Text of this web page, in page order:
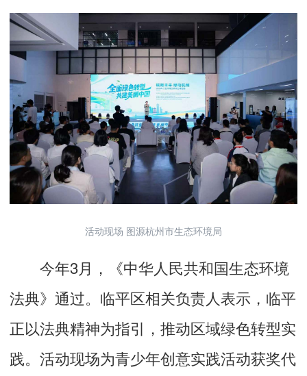
活动现场 图源杭州市生态环境局
今年3月，《中华人民共和国生态环境
法典》通过。临平区相关负责人表示，临平
正以法典精神为指引，推动区域绿色转型实
践。活动现场为青少年创意实践活动获奖代